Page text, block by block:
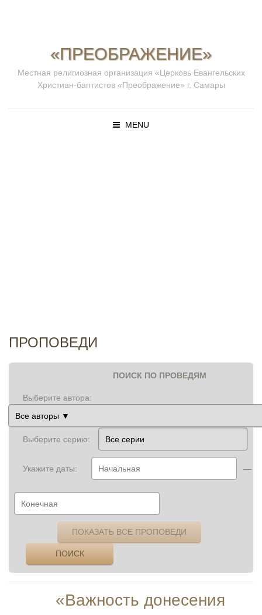
«ПРЕОБРАЖЕНИЕ»
Местная религиозная организация «Церковь Евангельских
Христиан-баптистов «Преображение» г. Самары
MENU
ПРОПОВЕДИ
ПОИСК ПО ПРОВЕДЯМ
Выберите автора:
Выберите серию:
Укажите даты: —
ПОКАЗАТЬ ВСЕ ПРОПОВЕДИ
ПОИСК
«Важность донесения